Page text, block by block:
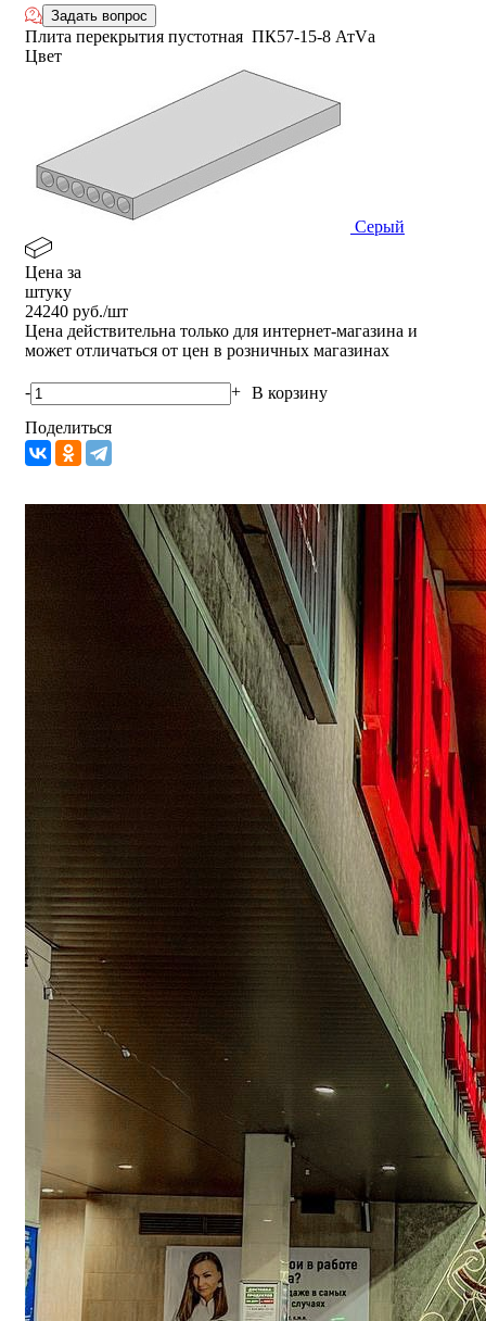
Задать вопрос
Плита перекрытия пустотная ПК57-15-8 АтVа
Цвет
Серый
Цена за
штуку
24240 руб./шт
Цена действительна только для интернет-магазина и
может отличаться от цен в розничных магазинах
- + В корзину
Поделиться